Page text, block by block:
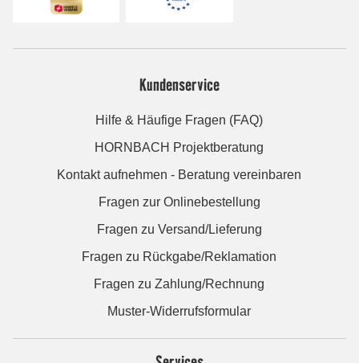
Kundenservice
Hilfe & Häufige Fragen (FAQ)
HORNBACH Projektberatung
Kontakt aufnehmen - Beratung vereinbaren
Fragen zur Onlinebestellung
Fragen zu Versand/Lieferung
Fragen zu Rückgabe/Reklamation
Fragen zu Zahlung/Rechnung
Muster-Widerrufsformular